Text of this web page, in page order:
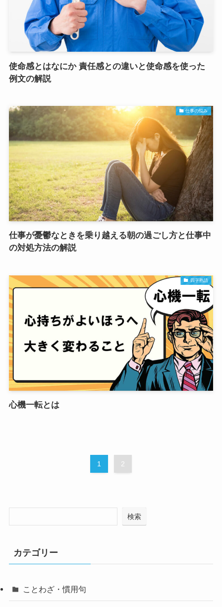
使命感とはなにか 責任感との違いと使命感を使った
例文の解説
仕事の悩み
仕事が憂鬱なときを乗り越える朝の過ごし方と仕事中
の対処方法の解説
四字熟語
心機一転とは
1 2
検索
カテゴリー
ことわざ・慣用句